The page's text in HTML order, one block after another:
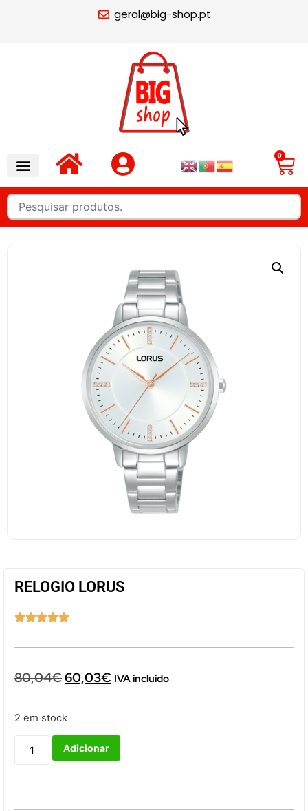
geral@big-shop.pt
0
RELOGIO LORUS

80,04€60,03€ IVA incluido
2 em stock
Adicionar